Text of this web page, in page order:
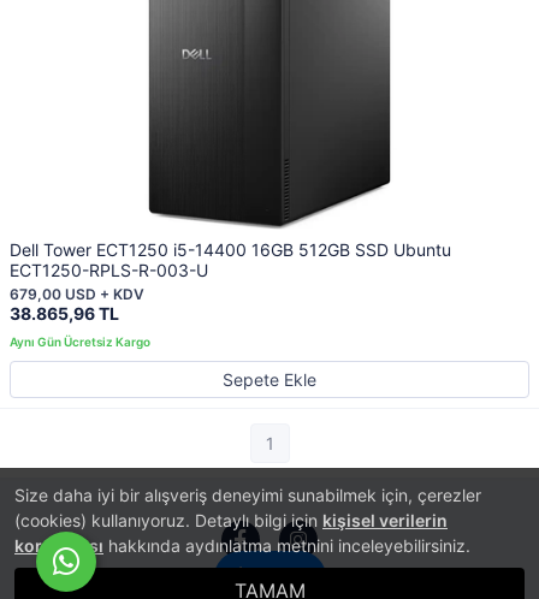
Size daha iyi bir alışveriş deneyimi sunabilmek için, çerezler
(cookies) kullanıyoruz. Detaylı bilgi için kişisel verilerin
korunması hakkında aydınlatma metnini inceleyebilirsiniz.
TAMAM
Dell Tower ECT1250 i5-14400 16GB 512GB SSD Ubuntu
ECT1250-RPLS-R-003-U
38.865,96 TL
679,00 USD + KDV
Sepete Ekle
1
İletişim